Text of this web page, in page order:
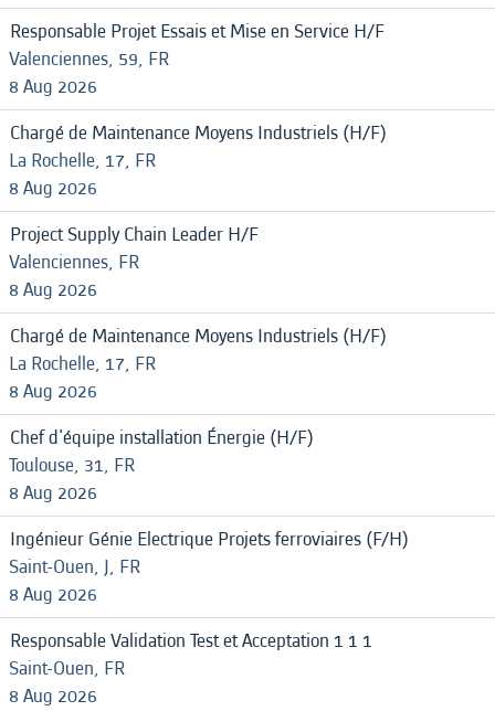
Responsable Projet Essais et Mise en Service H/F
Valenciennes, 59, FR
8 Aug 2026
Chargé de Maintenance Moyens Industriels (H/F)
La Rochelle, 17, FR
8 Aug 2026
Project Supply Chain Leader H/F
Valenciennes, FR
8 Aug 2026
Chargé de Maintenance Moyens Industriels (H/F)
La Rochelle, 17, FR
8 Aug 2026
Chef d'équipe installation Énergie (H/F)
Toulouse, 31, FR
8 Aug 2026
Ingénieur Génie Electrique Projets ferroviaires (F/H)
Saint-Ouen, J, FR
8 Aug 2026
Responsable Validation Test et Acceptation 1 1 1
Saint-Ouen, FR
8 Aug 2026